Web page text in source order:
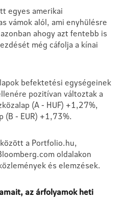
egyes amerikai
vámok alól, ami enyhülésre
ahogy azt fentebb is
még cáfolja a kínai
befektetési egységeinek
pozitívan változtak a
(A - HUF) +1,27%,
(B - EUR) +1,73%.
a Portfolio.hu,
oldalakon
és elemzések.
az árfolyamok heti